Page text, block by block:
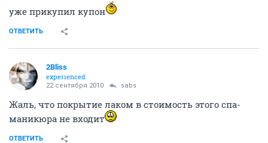
уже прикупил купон
ОТВЕТИТЬ
2Bliss
experienced
22 сентября 2010 sabs
Жаль, что покрытие лаком в стоимость этого спа-
маникюра не входит
ОТВЕТИТЬ